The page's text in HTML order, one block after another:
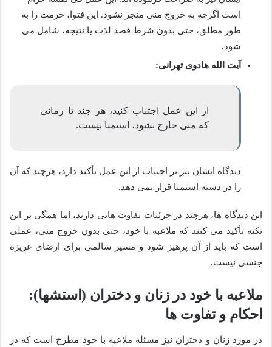
است اگرچه به خروج منی منجر نشود. این فتوا، حرمت را به
طور مطلق، حتی بدون شرط قصد لذت یا نتیجه، شامل می
شود.
آیت الله هادوی تهرانی:
از این عمل اجتناب کنید، هر چند تا زمانی
که منی خارج نشود، استمنا نیست.
دیدگاه ایشان نیز بر اجتناب از این عمل تأکید دارد، هرچند که آن
را در دسته استمنا قرار نمی دهد.
این دیدگاه ها، هرچند در جزئیات تفاوت هایی دارند، اما همگی بر این
نکته تأکید می کنند که ملاعبه با خود، حتی بدون خروج منی، عملی
است که باید از آن پرهیز شود و مسیر سالمی برای ارضای غریزه
جنسی نیست.
ملاعبه با خود در زنان و دختران (استشها):
احکام و تفاوت ها
در مورد زنان و دختران نیز مسئله ملاعبه با خود مطرح است که در